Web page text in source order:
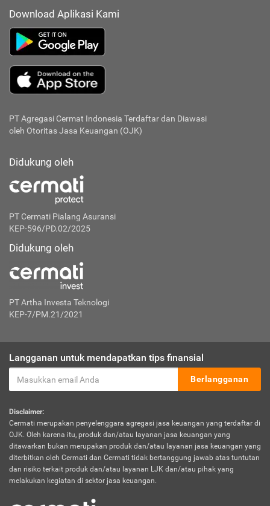
Download Aplikasi Kami
PT Agregasi Cermat Indonesia Terdaftar dan Diawasi
oleh Otoritas Jasa Keuangan (OJK)
Didukung oleh
PT Cermati Pialang Asuransi
KEP-596/PD.02/2025
Didukung oleh
PT Artha Investa Teknologi
KEP-7/PM.21/2021
Langganan untuk mendapatkan tips finansial
Berlangganan
Disclaimer:
Cermati merupakan penyelenggara agregasi jasa keuangan yang terdaftar di
OJK. Oleh karena itu, produk dan/atau layanan jasa keuangan yang
ditawarkan bukan merupakan produk dan/atau layanan jasa keuangan yang
diterbitkan oleh Cermati dan Cermati tidak bertanggung jawab atas tuntutan
dan risiko terkait produk dan/atau layanan LJK dan/atau pihak yang
melakukan kegiatan di sektor jasa keuangan.